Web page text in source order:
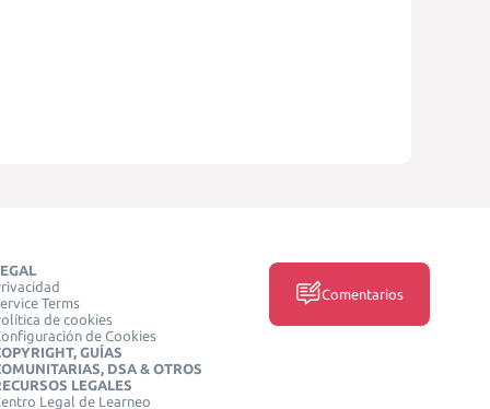
Terms
de cookies
de Cookies
GUÍAS
DSA & OTROS
LEGALES
Legal de Learneo
Comentarios